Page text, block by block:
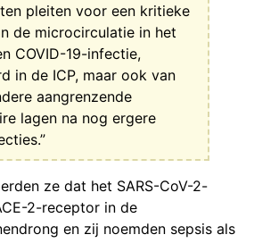
pleiten voor een kritieke
de microcirculatie in het
COVID-19-infectie,
in de ICP, maar ook van
aangrenzende
lagen na nog ergere
ze dat het SARS-CoV-2-
2-receptor in de
en zij noemden sepsis als